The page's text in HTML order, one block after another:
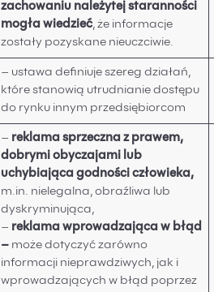
zachowaniu należytej staranności
mogła wiedzieć, że informacje
zostały pozyskane nieuczciwie.
– ustawa definiuje szereg działań,
które stanowią utrudnianie dostępu
do rynku innym przedsiębiorcom
– reklama sprzeczna z prawem,
dobrymi obyczajami lub
uchybiająca godności człowieka,
m.in. nielegalna, obraźliwa lub
dyskryminująca,
– reklama wprowadzająca w błąd
– może dotyczyć zarówno
informacji nieprawdziwych, jak i
wprowadzających w błąd poprzez